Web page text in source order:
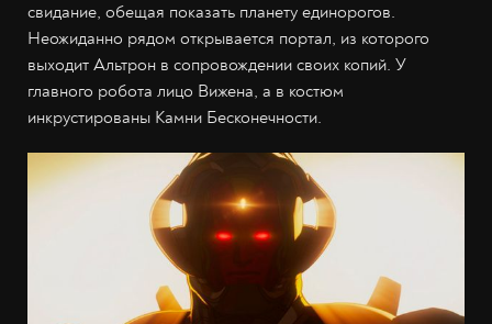
свидание, обещая показать планету единорогов.
Неожиданно рядом открывается портал, из которого
выходит Альтрон в сопровождении своих копий. У
главного робота лицо Вижена, а в костюм
инкрустированы Камни Бесконечности.